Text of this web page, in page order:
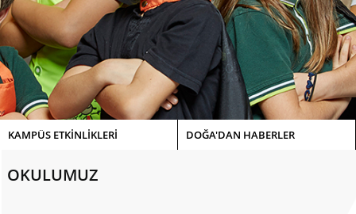
KAMPÜS ETKİNLİKLERİ DOĞA'DAN HABERLER
OKULUMUZ